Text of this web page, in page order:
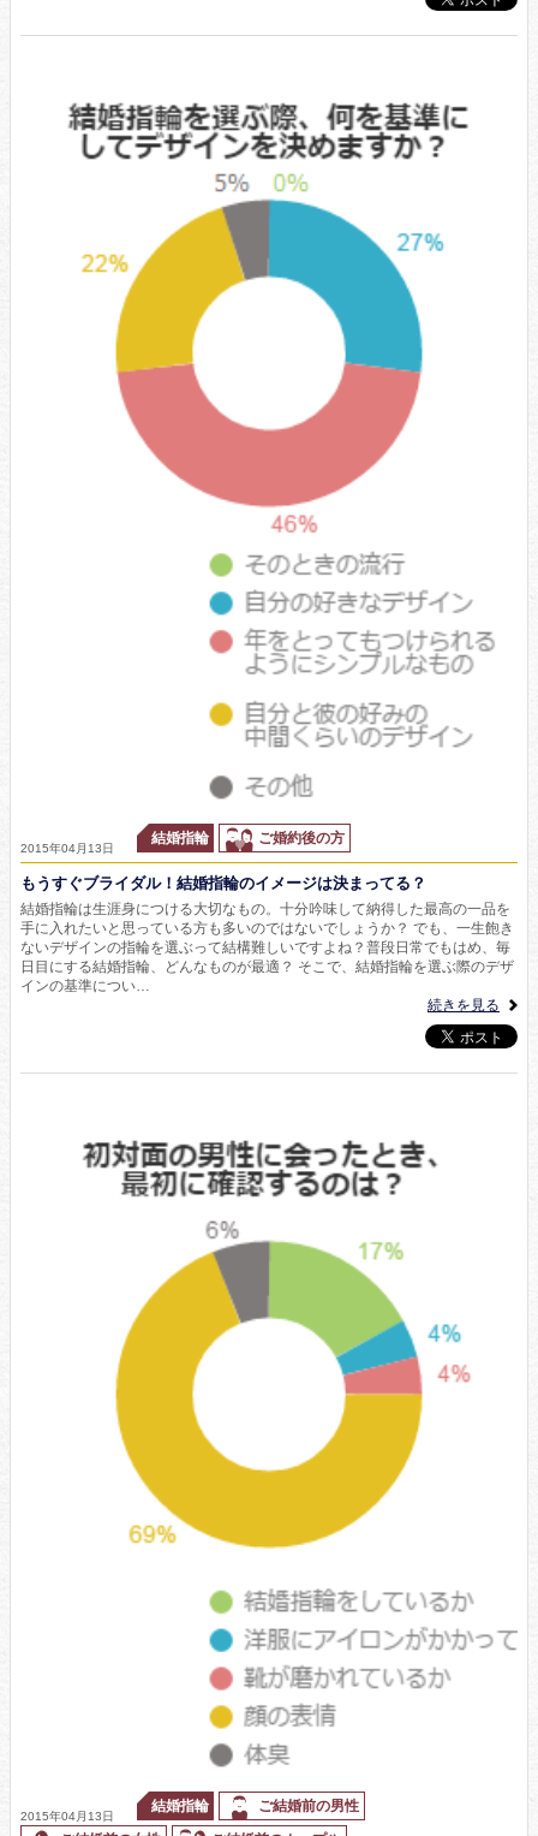
2015年04月13日
結婚指輪 ご婚約後の方
もうすぐブライダル！結婚指輪のイメージは決まってる？
結婚指輪は生涯身につける大切なもの。十分吟味して納得した最高の一品を
手に入れたいと思っている方も多いのではないでしょうか？ でも、一生飽き
ないデザインの指輪を選ぶって結構難しいですよね？普段日常でもはめ、毎
日目にする結婚指輪、どんなものが最適？ そこで、結婚指輪を選ぶ際のデザ
インの基準につい…
続きを見る
2015年04月13日
結婚指輪
ご結婚前の男性